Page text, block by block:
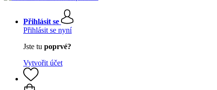
Přihlásit se
Přihlásit se nyní
Jste tu poprvé?
Vytvořit účet